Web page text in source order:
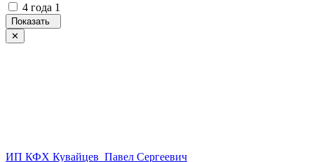
4 года 1
ИП КФХ Кувайцев Павел Сергеевич